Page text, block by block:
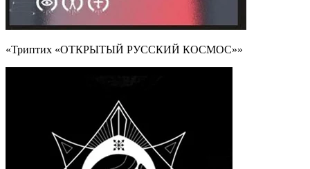
«Триптих «ОТКРЫТЫЙ РУССКИЙ КОСМОС»»